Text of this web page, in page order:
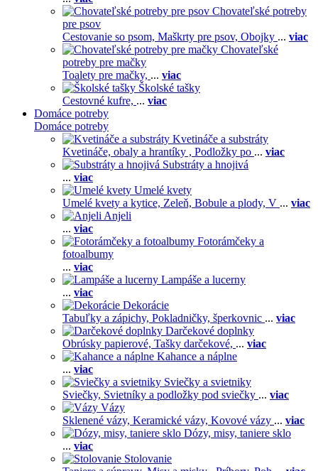
Chovateľské potreby
pre psov
Cestovanie so psom, Maškrty pre psov, Obojky ... viac
Chovateľské
potreby pre mačky
Toalety pre mačky, ... viac
Školské tašky
Cestovné kufre, ... viac
Domáce potreby
Domáce potreby
Kvetináče a substráty
Kvetináče, obaly a hrantíky , Podložky po ... viac
Substráty a hnojivá
... viac
Umelé kvety
Umelé kvety a kytice, Zeleň, Bobule a plody, V ... viac
Anjeli
... viac
Fotorámčeky a
fotoalbumy
... viac
Lampáše a lucerny
... viac
Dekorácie
Tabuľky a zápichy, Pokladničky, šperkovnic ... viac
Darčekové doplnky
Obrúsky papierové, Tašky darčekové, ... viac
Kahance a náplne
... viac
Sviečky a svietniky
Sviečky, Svietníky a podložky pod sviečky ... viac
Vázy
Sklenené vázy, Keramické vázy, Kovové vázy ... viac
Dózy, misy, taniere sklo
... viac
Stolovanie